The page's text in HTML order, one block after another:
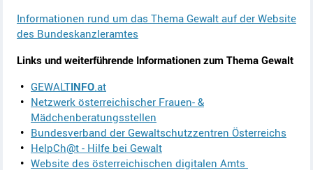
Informationen rund um das Thema Gewalt auf der Website
des Bundeskanzleramtes
Links und weiterführende Informationen zum Thema Gewalt
GEWALTINFO.at
Netzwerk österreichischer Frauen- &
Mädchenberatungsstellen
Bundesverband der Gewaltschutzzentren Österreichs
HelpCh@t - Hilfe bei Gewalt
Website des österreichischen digitalen Amts